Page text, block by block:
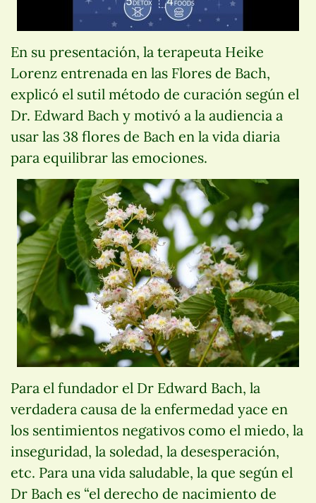
En su presentación, la terapeuta Heike
Lorenz entrenada en las Flores de Bach,
explicó el sutil método de curación según el
Dr. Edward Bach y motivó a la audiencia a
usar las 38 flores de Bach en la vida diaria
para equilibrar las emociones.
Para el fundador el Dr Edward Bach, la
verdadera causa de la enfermedad yace en
los sentimientos negativos como el miedo, la
inseguridad, la soledad, la desesperación,
etc. Para una vida saludable, la que según el
Dr Bach es “el derecho de nacimiento de